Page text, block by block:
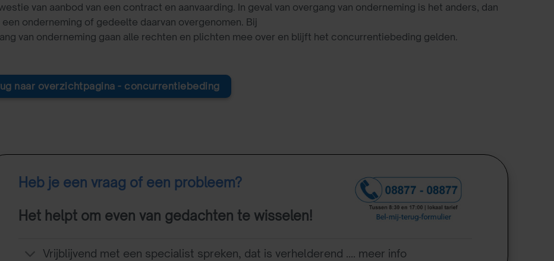
van aanbod van een contract en aanvaarding. In geval van overgang van onderneming is het anders, dan
onderneming of gedeelte daarvan overgenomen. Bij
van onderneming gaan alle rechten en plichten mee over en blijft het concurrentiebeding gelden.
naar overzichtpagina - concurrentiebeding
Heb je een vraag of een probleem?
Het helpt om even van gedachten te wisselen!
Vrijblijvend met een specialist spreken, dat is verhelderend .... meer info